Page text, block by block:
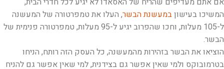
המשיכו בעישוןבמעשנת הבשר, העלו את טמפרטורה של המעשנה
ל-105 מעלות, וחכו שהפרוב יגיע ל-95 מעלות, טמפרטורה פנימית של
הבשר.
הוציאו את הבשר בזהירות מהמעשנה, כל העסק הזה רותח, הניחו
בטרמובוקס ולמי שאין אפשר גם בצידנית, למי שאין אפשר גם להניח